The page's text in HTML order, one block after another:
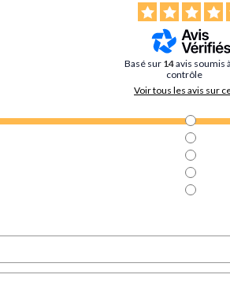
Basé sur 14avis soumis
contrôle
Voir tous les avis sur